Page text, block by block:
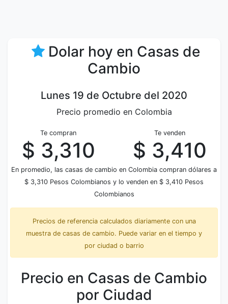
Dolar hoy en Casas de
Cambio
Lunes 19 de Octubre del 2020
Precio promedio en Colombia
Te compran
$ 3,310
Te venden
$ 3,410
En promedio, las casas de cambio en Colombia compran dólares a
$ 3,310 Pesos Colombianos y lo venden en $ 3,410 Pesos
Colombianos
Precios de referencia calculados diariamente con una
muestra de casas de cambio. Puede variar en el tiempo y
por ciudad o barrio
Precio en Casas de Cambio
por Ciudad